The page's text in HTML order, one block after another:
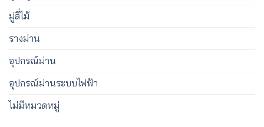
มู่ลี่ไม้
รางม่าน
อุปกรณ์ม่าน
อุปกรณ์ม่านระบบไฟฟ้า
ไม่มีหมวดหมู่